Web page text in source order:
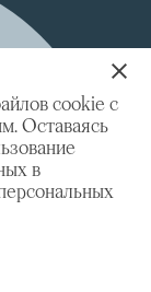
cookie с
Оставаясь
в